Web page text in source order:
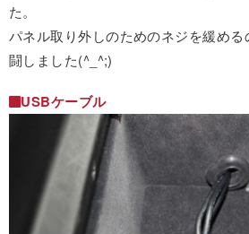
た。
パネル取り外しのためのネジを緩め
闘しました(^_^;)
USBケーブル